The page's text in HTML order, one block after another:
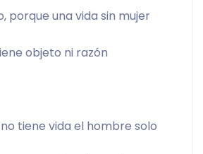
porque una vida sin mujer
objeto ni razón
tiene vida el hombre solo